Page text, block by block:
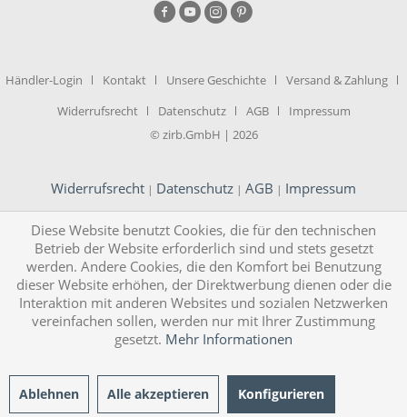
Händler-Login Kontakt Unsere Geschichte
Versand & Zahlung
Widerrufsrecht
Datenschutz AGB
Impressum
© zirb.GmbH | 2026
Widerrufsrecht | Datenschutz | AGB | Impressum
Diese Website benutzt Cookies, die für den technischen
Betrieb der Website erforderlich sind und stets gesetzt
werden. Andere Cookies, die den Komfort bei Benutzung
dieser Website erhöhen, der Direktwerbung dienen oder die
Interaktion mit anderen Websites und sozialen Netzwerken
vereinfachen sollen, werden nur mit Ihrer Zustimmung
gesetzt. Mehr Informationen
Ablehnen Alle akzeptieren Konfigurieren